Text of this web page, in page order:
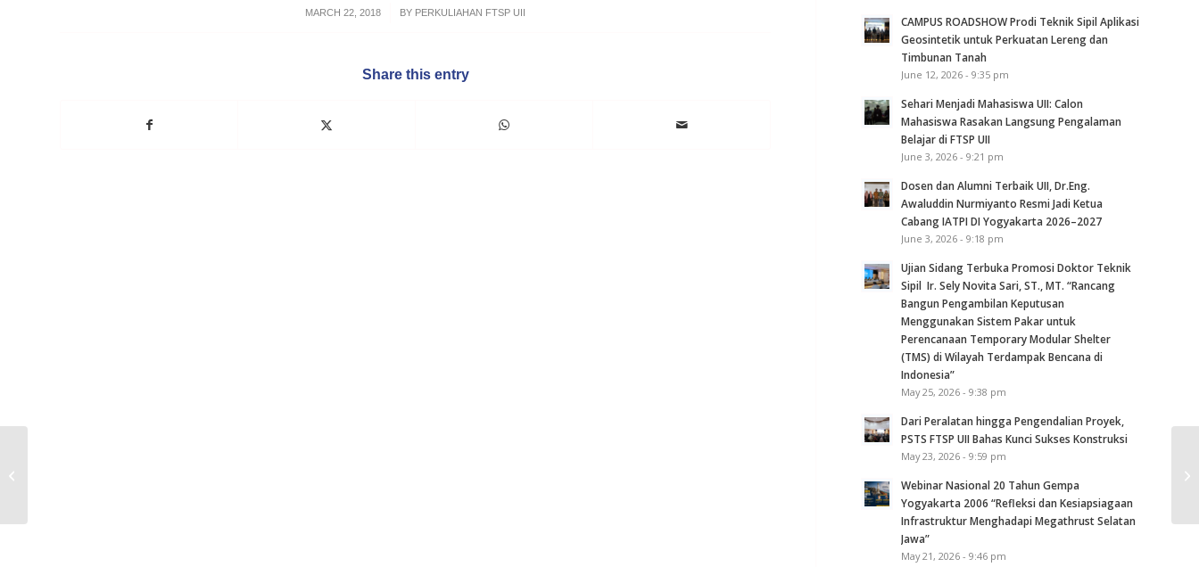
MARCH 22, 2018
/ BY PERKULIAHAN FTSP UII
Share this entry
CAMPUS ROADSHOW Prodi Teknik Sipil Aplikasi
Geosintetik untuk Perkuatan Lereng dan
Timbunan Tanah
June 12, 2026 - 9:35 pm
Sehari Menjadi Mahasiswa UII: Calon
Mahasiswa Rasakan Langsung Pengalaman
Belajar di FTSP UII
June 3, 2026 - 9:21 pm
Dosen dan Alumni Terbaik UII, Dr.Eng.
Awaluddin Nurmiyanto Resmi Jadi Ketua
Cabang IATPI DI Yogyakarta 2026–2027
June 3, 2026 - 9:18 pm
Ujian Sidang Terbuka Promosi Doktor Teknik
Sipil Ir. Sely Novita Sari, ST., MT. “Rancang
Bangun Pengambilan Keputusan
Menggunakan Sistem Pakar untuk
Perencanaan Temporary Modular Shelter
(TMS) di Wilayah Terdampak Bencana di
Indonesia”
May 25, 2026 - 9:38 pm
Dari Peralatan hingga Pengendalian Proyek,
PSTS FTSP UII Bahas Kunci Sukses Konstruksi
May 23, 2026 - 9:59 pm
Webinar Nasional 20 Tahun Gempa
Yogyakarta 2006 “Refleksi dan Kesiapsiagaan
Infrastruktur Menghadapi Megathrust Selatan
Jawa”
May 21, 2026 - 9:46 pm